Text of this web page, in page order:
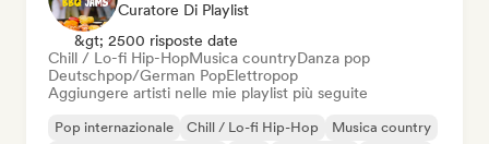
Curatore Di Playlist
&gt; 2500 risposte date
Chill / Lo-fi Hip-HopMusica countryDanza pop
Deutschpop/German PopElettropop
Aggiungere artisti nelle mie playlist più seguite
Pop internazionale Chill / Lo-fi Hip-Hop
Musica country